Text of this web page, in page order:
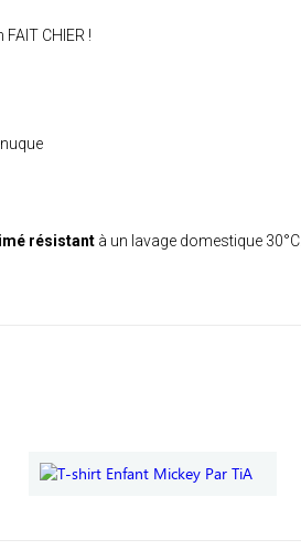
CHIER !
résistant à un lavage domestique 30°C.